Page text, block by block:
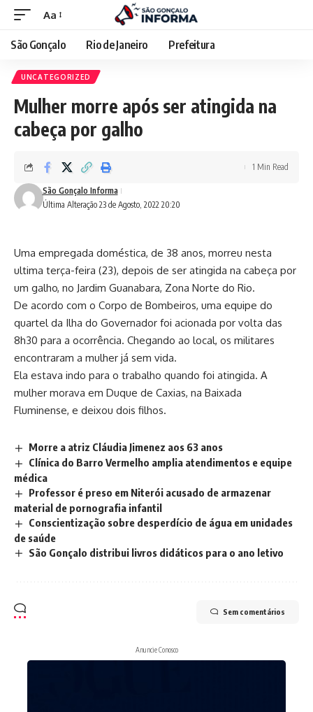
Aa
São Gonçalo Rio de Janeiro Prefeitura
UNCATEGORIZED
Mulher morre após ser atingida na
cabeça por galho
Última Alteração 23 de Agosto, 2022 20:20
São Gonçalo Informa
1 Min Read
Uma empregada doméstica, de 38 anos, morreu nesta
ultima terça-feira (23), depois de ser atingida na cabeça por
um galho, no Jardim Guanabara, Zona Norte do Rio.
De acordo com o Corpo de Bombeiros, uma equipe do
quartel da Ilha do Governador foi acionada por volta das
8h30 para a ocorrência. Chegando ao local, os militares
encontraram a mulher já sem vida.
Ela estava indo para o trabalho quando foi atingida. A
mulher morava em Duque de Caxias, na Baixada
Fluminense, e deixou dois filhos.
Morre a atriz Cláudia Jimenez aos 63 anos
Clínica do Barro Vermelho amplia atendimentos e equipe
médica
Professor é preso em Niterói acusado de armazenar
material de pornografia infantil
Conscientização sobre desperdício de água em unidades
de saúde
São Gonçalo distribui livros didáticos para o ano letivo
Sem comentários
Anuncie Conosco